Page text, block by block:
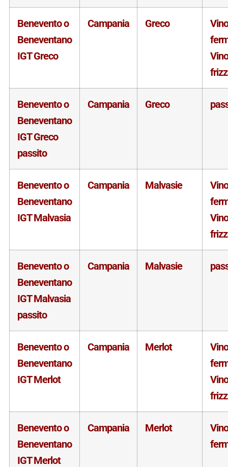
Benevento o
Beneventano
IGT Greco
Campania Greco
Vino
Vino
Benevento o
Beneventano
IGT Greco
passito
Campania Greco
Benevento o
Beneventano
IGT Malvasia
Campania Malvasie
Vino
Vino
Benevento o
Beneventano
IGT Malvasia
passito
Campania Malvasie
Benevento o
Beneventano
IGT Merlot
Campania Merlot
Vino
Vino
Benevento o
Beneventano
IGT Merlot
Campania Merlot
Vino